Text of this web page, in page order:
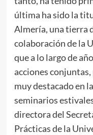
última ha sido la
Almería, una tierra
colaboración de la
que a lo largo de
acciones
muy destacado en
seminarios
directora del
Prácticas de la